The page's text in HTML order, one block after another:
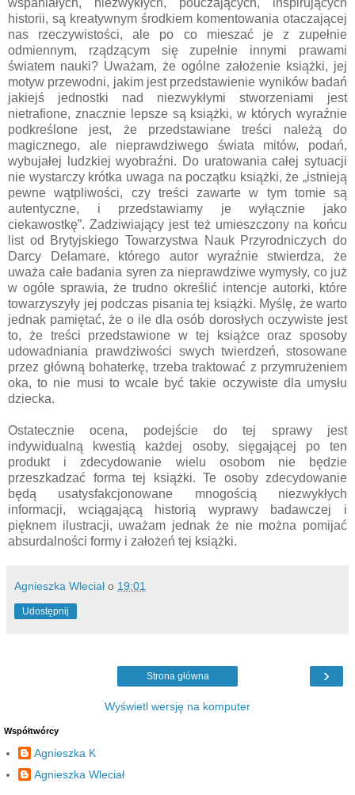
historii, są kreatywnym środkiem komentowania otaczającej
nas rzeczywistości, ale po co mieszać je z zupełnie
odmiennym, rządzącym się zupełnie innymi prawami
światem nauki? Uważam, że ogólne założenie książki, jej
motyw przewodni, jakim jest przedstawienie wyników badań
jakiejś jednostki nad niezwykłymi stworzeniami jest
nietrafione, znacznie lepsze są książki, w których wyraźnie
podkreślone jest, że przedstawiane treści należą do
magicznego, ale nieprawdziwego świata mitów, podań,
wybujałej ludzkiej wyobraźni. Do uratowania całej sytuacji
nie wystarczy krótka uwaga na początku książki, że „istnieją
pewne wątpliwości, czy treści zawarte w tym tomie są
autentyczne, i przedstawiamy je wyłącznie jako
ciekawostkę”. Zadziwiający jest też umieszczony na końcu
list od Brytyjskiego Towarzystwa Nauk Przyrodniczych do
Darcy Delamare, którego autor wyraźnie stwierdza, że
uważa całe badania syren za nieprawdziwe wymysły, co już
w ogóle sprawia, że trudno określić intencje autorki, które
towarzyszyły jej podczas pisania tej książki. Myślę, że warto
jednak pamiętać, że o ile dla osób dorosłych oczywiste jest
to, że treści przedstawione w tej książce oraz sposoby
udowadniania prawdziwości swych twierdzeń, stosowane
przez główną bohaterkę, trzeba traktować z przymrużeniem
oka, to nie musi to wcale być takie oczywiste dla umysłu
dziecka.
Ostatecznie ocena, podejście do tej sprawy jest
indywidualną kwestią każdej osoby, sięgającej po ten
produkt i zdecydowanie wielu osobom nie będzie
przeszkadzać forma tej książki. Te osoby zdecydowanie
będą usatysfakcjonowane mnogością niezwykłych
informacji, wciągającą historią wyprawy badawczej i
pięknem ilustracji, uważam jednak że nie można pomijać
absurdalności formy i założeń tej książki.
Agnieszka Wleciał o 19:01
Udostępnij
›
Strona główna
Wyświetl wersję na komputer
Współtwórcy
Agnieszka K
Agnieszka Wleciał